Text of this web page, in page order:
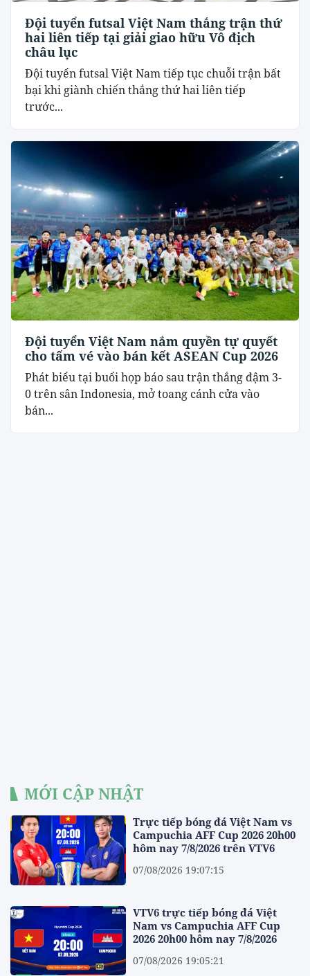
Đội tuyển futsal Việt Nam thắng trận thứ
hai liên tiếp tại giải giao hữu Vô địch
châu lục
Đội tuyển futsal Việt Nam tiếp tục chuỗi trận bất
bại khi giành chiến thắng thứ hai liên tiếp
trước...
Đội tuyển Việt Nam nắm quyền tự quyết
cho tấm vé vào bán kết ASEAN Cup 2026
Phát biểu tại buổi họp báo sau trận thắng đậm 3-
0 trên sân Indonesia, mở toang cánh cửa vào
bán...
MỚI CẬP NHẬT
Trực tiếp bóng đá Việt Nam vs
Campuchia AFF Cup 2026 20h00
hôm nay 7/8/2026 trên VTV6
07/08/2026 19:07:15
VTV6 trực tiếp bóng đá Việt
Nam vs Campuchia AFF Cup
2026 20h00 hôm nay 7/8/2026
07/08/2026 19:05:21